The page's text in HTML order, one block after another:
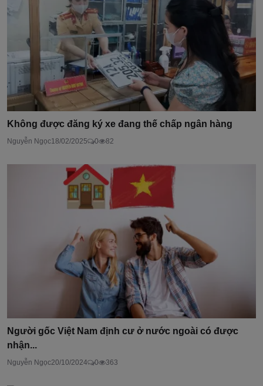
Không được đăng ký xe đang thế chấp ngân hàng
Nguyễn Ngọc18/02/2025 0 82
Người gốc Việt Nam định cư ở nước ngoài có được
nhận...
Nguyễn Ngọc20/10/2024 0 363